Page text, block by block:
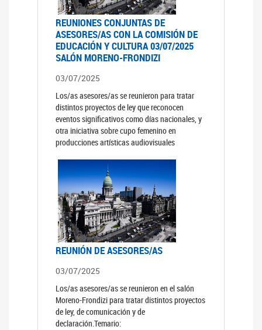
REUNIONES CONJUNTAS DE
ASESORES/AS CON LA COMISIÓN DE
EDUCACIÓN Y CULTURA 03/07/2025
SALÓN MORENO-FRONDIZI
03/07/2025
Los/as asesores/as se reunieron para tratar
distintos proyectos de ley que reconocen
eventos significativos como días nacionales, y
otra iniciativa sobre cupo femenino en
producciones artísticas audiovisuales
REUNIÓN DE ASESORES/AS
03/07/2025
Los/as asesores/as se reunieron en el salón
Moreno-Frondizi para tratar distintos proyectos
de ley, de comunicación y de
declaración.Temario: